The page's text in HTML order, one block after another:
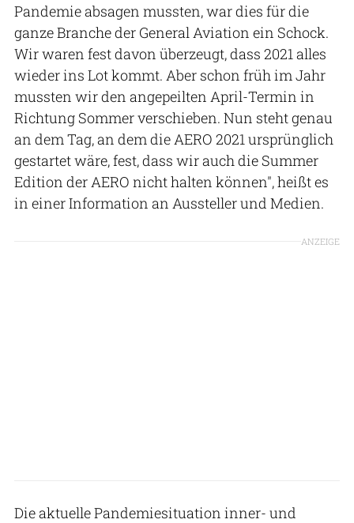
Pandemie absagen mussten, war dies für die
ganze Branche der General Aviation ein Schock.
Wir waren fest davon überzeugt, dass 2021 alles
wieder ins Lot kommt. Aber schon früh im Jahr
mussten wir den angepeilten April-Termin in
Richtung Sommer verschieben. Nun steht genau
an dem Tag, an dem die AERO 2021 ursprünglich
gestartet wäre, fest, dass wir auch die Summer
Edition der AERO nicht halten können", heißt es
in einer Information an Aussteller und Medien.
ANZEIGE
Die aktuelle Pandemiesituation inner- und